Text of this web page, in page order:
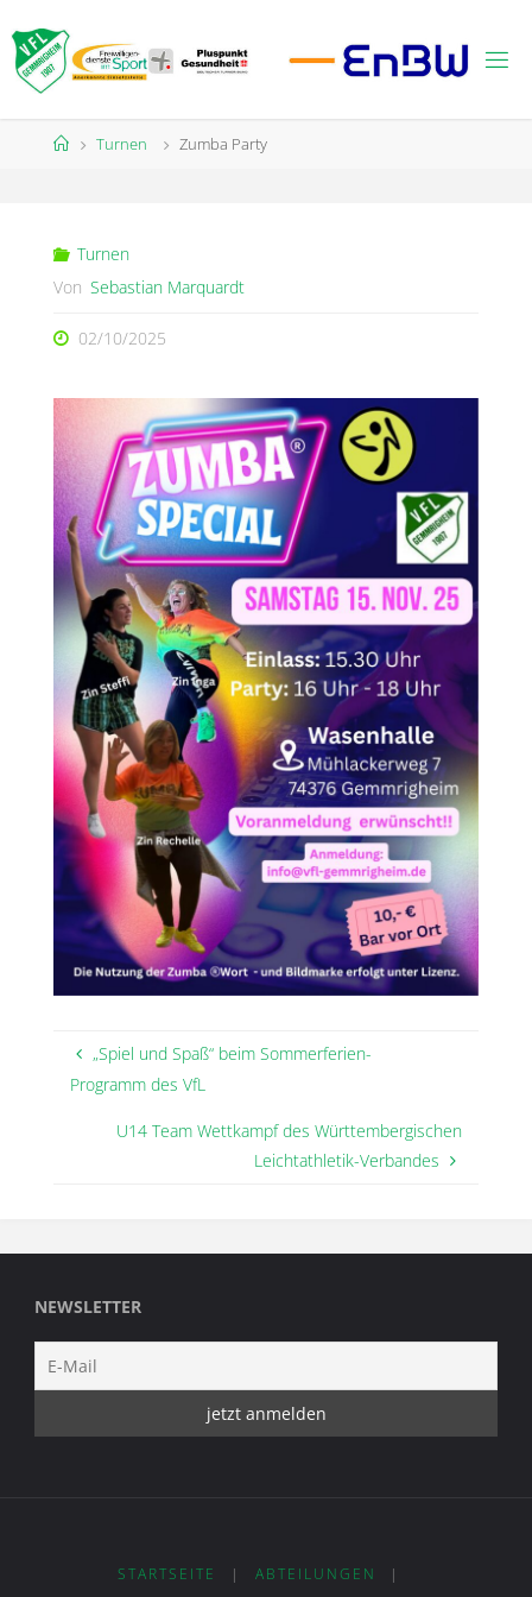
Inhalt
springen
StartTurnen Zumba Party
Turnen
Von Sebastian Marquardt
02/10/2025
„Spiel und Spaß“ beim Sommerferien-
Programm des VfL
U14 Team Wettkampf des Württembergischen
Leichtathletik-Verbandes
NEWSLETTER
STARTSEITE | ABTEILUNGEN
|